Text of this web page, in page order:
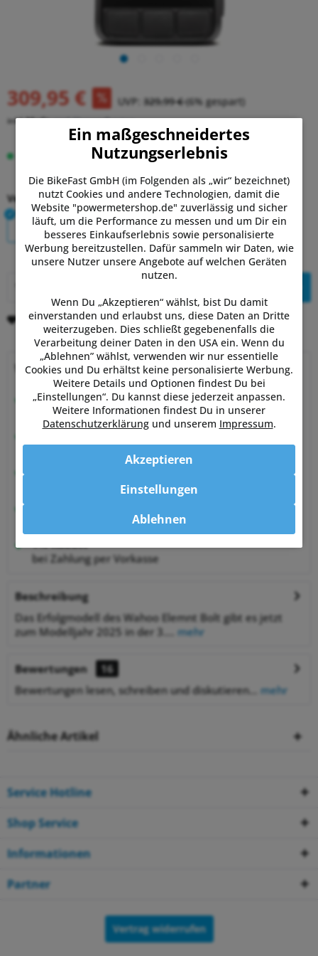
309,95 € UVP: 329,99 €(6% gespart)
inkl. MwSt.zzgl. Versandkosten
Lieferzeit 3-7 Tage
Version:
Bolt V3 Roam V3
Merken Bewerten
Warum Powermetershop?
Beratung vom Experten
von Sportlern für Sportler
30 Tage Money-Back-Garantie
entspannt shoppen
bei Zahlung per Vorkasse
Beschreibung
Das Erfolgmodell des Wahoo Elemnt Bolt gibt es jetzt
zum Modelljahr 2025 in der 3....
mehr
Bewertungen
16
Bewertungen lesen, schreiben und diskutieren...
mehr
Ähnliche Artikel
Service Hotline
Shop Service
Informationen
Partner
Vertrag widerrufen
Ein maßgeschneidertes
Nutzungserlebnis
Die BikeFast GmbH (im Folgenden als „wir“ bezeichnet)
nutzt Cookies und andere Technologien, damit die
Website "powermetershop.de" zuverlässig und sicher
läuft, um die Performance zu messen und um Dir ein
besseres Einkaufserlebnis sowie personalisierte
Werbung bereitzustellen. Dafür sammeln wir Daten, wie
unsere Nutzer unsere Angebote auf welchen Geräten
nutzen.
Wenn Du „Akzeptieren“ wählst, bist Du damit
einverstanden und erlaubst uns, diese Daten an Dritte
weiterzugeben. Dies schließt gegebenenfalls die
Verarbeitung deiner Daten in den USA ein. Wenn du
„Ablehnen” wählst, verwenden wir nur essentielle
Cookies und Du erhältst keine personalisierte Werbung.
Weitere Details und Optionen findest Du bei
„Einstellungen“. Du kannst diese jederzeit anpassen.
Weitere Informationen findest Du in unserer
Datenschutzerklärungund unserem Impressum.
Ablehnen
Akzeptieren
Einstellungen